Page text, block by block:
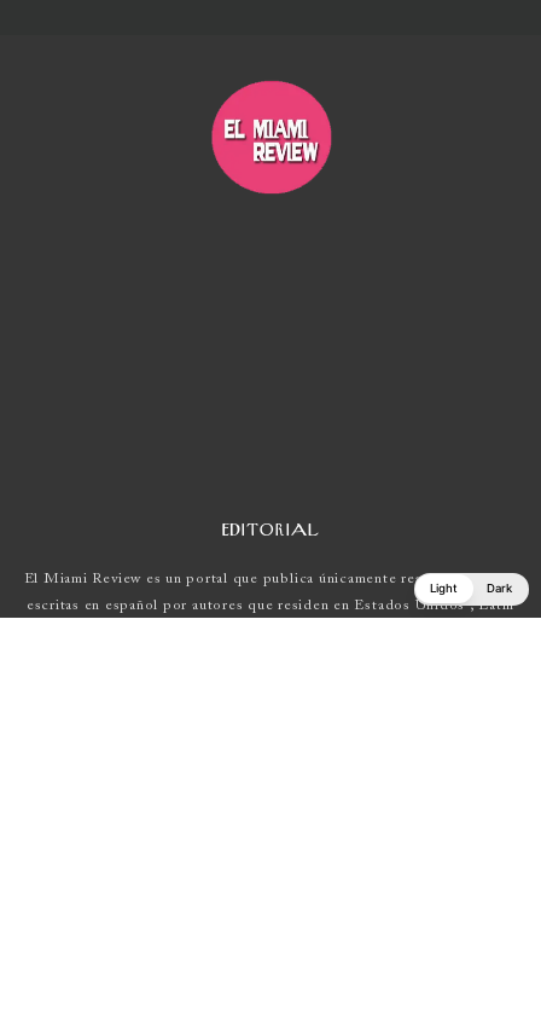
EDITORIAL
El Miami Review es un portal que publica únicamente reseñas de obras
escritas en español por autores que residen en Estados Unidos , Latin
Light Dark